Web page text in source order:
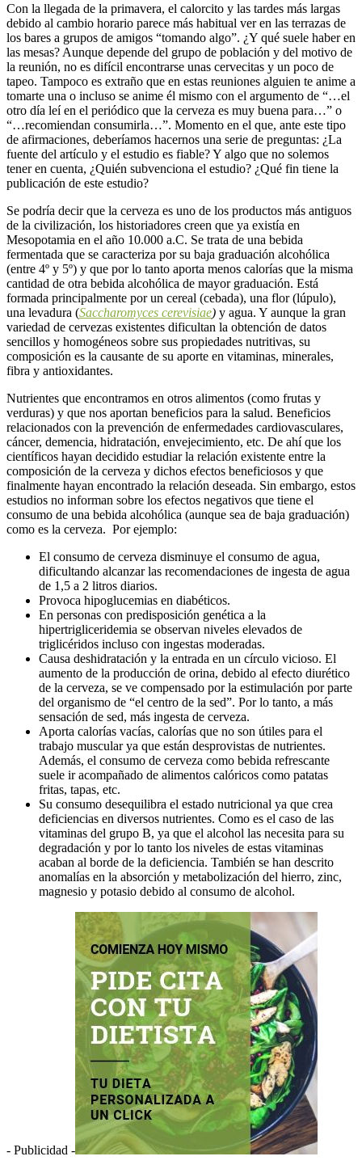
Con la llegada de la primavera, el calorcito y las tardes más largas
debido al cambio horario parece más habitual ver en las terrazas de
los bares a grupos de amigos “tomando algo”. ¿Y qué suele haber en
las mesas? Aunque depende del grupo de población y del motivo de
la reunión, no es difícil encontrarse unas cervecitas y un poco de
tapeo. Tampoco es extraño que en estas reuniones alguien te anime a
tomarte una o incluso se anime él mismo con el argumento de “…el
otro día leí en el periódico que la cerveza es muy buena para…” o
“…recomiendan consumirla…”. Momento en el que, ante este tipo
de afirmaciones, deberíamos hacernos una serie de preguntas: ¿La
fuente del artículo y el estudio es fiable? Y algo que no solemos
tener en cuenta, ¿Quién subvenciona el estudio? ¿Qué fin tiene la
publicación de este estudio?
Se podría decir que la cerveza es uno de los productos más antiguos
de la civilización, los historiadores creen que ya existía en
Mesopotamia en el año 10.000 a.C. Se trata de una bebida
fermentada que se caracteriza por su baja graduación alcohólica
(entre 4º y 5º) y que por lo tanto aporta menos calorías que la misma
cantidad de otra bebida alcohólica de mayor graduación. Está
formada principalmente por un cereal (cebada), una flor (lúpulo),
una levadura (Saccharomyces cerevisiae) y agua. Y aunque la gran
variedad de cervezas existentes dificultan la obtención de datos
sencillos y homogéneos sobre sus propiedades nutritivas, su
composición es la causante de su aporte en vitaminas, minerales,
fibra y antioxidantes.
Nutrientes que encontramos en otros alimentos (como frutas y
verduras) y que nos aportan beneficios para la salud. Beneficios
relacionados con la prevención de enfermedades cardiovasculares,
cáncer, demencia, hidratación, envejecimiento, etc. De ahí que los
científicos hayan decidido estudiar la relación existente entre la
composición de la cerveza y dichos efectos beneficiosos y que
finalmente hayan encontrado la relación deseada. Sin embargo, estos
estudios no informan sobre los efectos negativos que tiene el
consumo de una bebida alcohólica (aunque sea de baja graduación)
como es la cerveza. Por ejemplo:
El consumo de cerveza disminuye el consumo de agua,
dificultando alcanzar las recomendaciones de ingesta de agua
de 1,5 a 2 litros diarios.
Provoca hipoglucemias en diabéticos.
En personas con predisposición genética a la
hipertrigliceridemia se observan niveles elevados de
triglicéridos incluso con ingestas moderadas.
Causa deshidratación y la entrada en un círculo vicioso. El
aumento de la producción de orina, debido al efecto diurético
de la cerveza, se ve compensado por la estimulación por parte
del organismo de “el centro de la sed”. Por lo tanto, a más
sensación de sed, más ingesta de cerveza.
Aporta calorías vacías, calorías que no son útiles para el
trabajo muscular ya que están desprovistas de nutrientes.
Además, el consumo de cerveza como bebida refrescante
suele ir acompañado de alimentos calóricos como patatas
fritas, tapas, etc.
Su consumo desequilibra el estado nutricional ya que crea
deficiencias en diversos nutrientes. Como es el caso de las
vitaminas del grupo B, ya que el alcohol las necesita para su
degradación y por lo tanto los niveles de estas vitaminas
acaban al borde de la deficiencia. También se han descrito
anomalías en la absorción y metabolización del hierro, zinc,
magnesio y potasio debido al consumo de alcohol.
- Publicidad -